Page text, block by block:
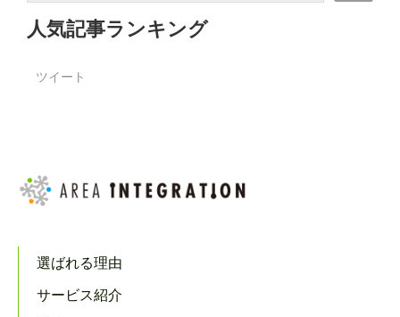
人気記事ランキング
ツイート
選ばれる理由
サービス紹介